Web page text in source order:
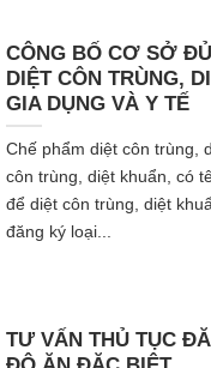
CÔNG BỐ CƠ SỞ
DIỆT CÔN TRÙNG,
GIA DỤNG VÀ Y TẾ
Chế phẩm diệt côn trùng,
côn trùng, diệt khuẩn, có
để diệt côn trùng, diệt
đăng ký loại...
TƯ VẤN THỦ TỤC